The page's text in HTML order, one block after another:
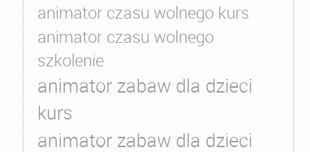
animator czasu wolnego kurs
animator czasu wolnego
szkolenie
animator zabaw dla dzieci
kurs
animator zabaw dla dzieci